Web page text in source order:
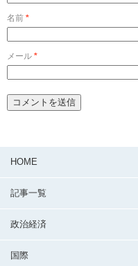
名前 *
メール *
HOME
記事一覧
政治経済
国際